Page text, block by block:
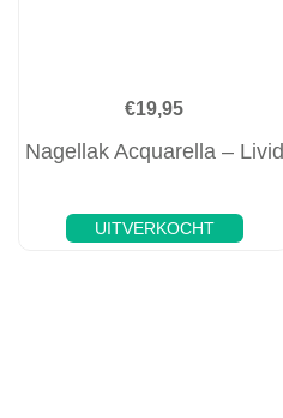
€19,95
Nagellak Acquarella – Livid
UITVERKOCHT